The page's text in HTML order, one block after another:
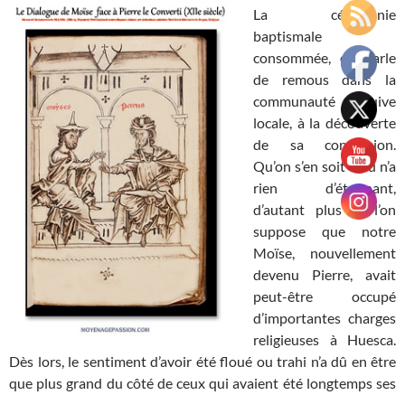
La cérémonie
baptismale
consommée, on parle
de remous dans la
communauté juive
locale, à la découverte
de sa conversion.
Qu’on s’en soit ému n’a
rien d’étonnant,
d’autant plus si l’on
suppose que notre
Moïse, nouvellement
devenu Pierre, avait
peut-être occupé
d’importantes charges
religieuses à Huesca.
Dès lors, le sentiment d’avoir été floué ou trahi n’a dû en être
que plus grand du côté de ceux qui avaient été longtemps ses